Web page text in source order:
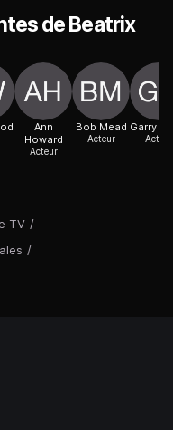
TV /
/
de Beatrix
Ann
Howard
Acteur
Bob Mead
Acteur
Garry
Acteur